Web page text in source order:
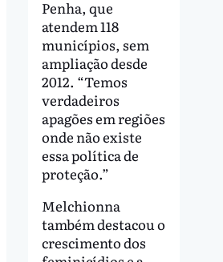
Penha, que
atendem 118
municípios, sem
ampliação desde
2012. “Temos
verdadeiros
apagões em regiões
onde não existe
essa política de
proteção.”
Melchionna
também destacou o
crescimento dos